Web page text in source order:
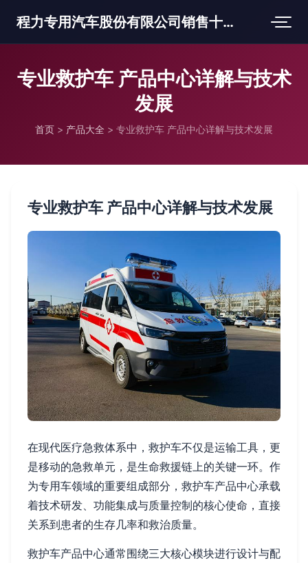
程力专用汽车股份有限公司销售十三分公司
专业救护车 产品中心详解与技术
发展
首页 > 产品大全 > 专业救护车 产品中心详解与技术发展
专业救护车 产品中心详解与技术发展
在现代医疗急救体系中，救护车不仅是运输工具，更
是移动的急救单元，是生命救援链上的关键一环。作
为专用车领域的重要组成部分，救护车产品中心承载
着技术研发、功能集成与质量控制的核心使命，直接
关系到患者的生存几率和救治质量。
救护车产品中心通常围绕三大核心模块进行设计与配